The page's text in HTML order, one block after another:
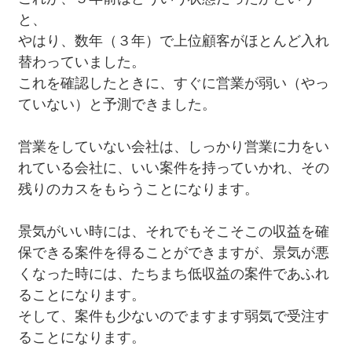
と、
やはり、数年（３年）で上位顧客がほとんど入れ
替わっていました。
これを確認したときに、すぐに営業が弱い（やっ
ていない）と予測できました。
営業をしていない会社は、しっかり営業に力をい
れている会社に、いい案件を持っていかれ、その
残りのカスをもらうことになります。
景気がいい時には、それでもそこそこの収益を確
保できる案件を得ることができますが、景気が悪
くなった時には、たちまち低収益の案件であふれ
ることになります。
そして、案件も少ないのでますます弱気で受注す
ることになります。